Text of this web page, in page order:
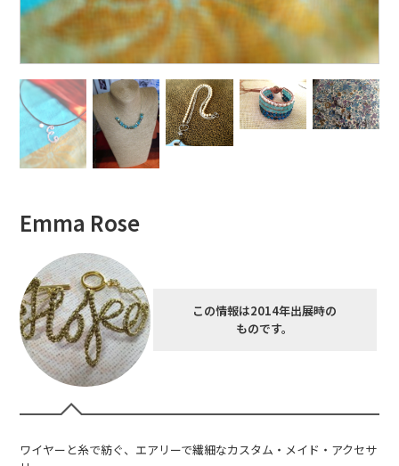
Emma Rose
この情報は2014年出展時の
ものです。
ワイヤーと糸で紡ぐ、エアリーで繊細なカスタム・メイド・アクセサ